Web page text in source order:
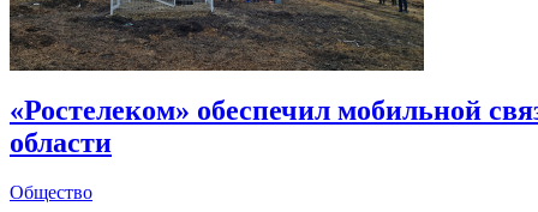
«Ростелеком» обеспечил мобильной
области
Общество